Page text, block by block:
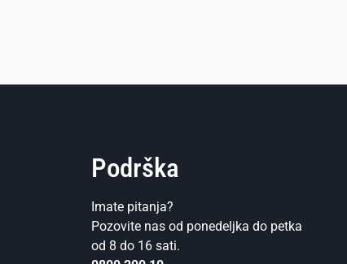
Podrška
Imate pitanja?
Pozovite nas od ponedeljka do petka
od 8 do 16 sati.